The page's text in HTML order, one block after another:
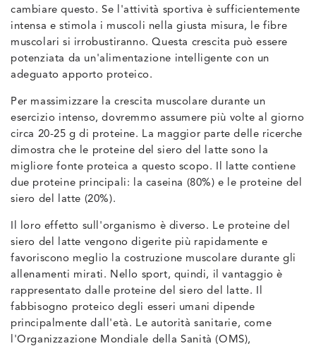
cambiare questo. Se l'attività sportiva è sufficientemente
intensa e stimola i muscoli nella giusta misura, le fibre
muscolari si irrobustiranno. Questa crescita può essere
potenziata da un'alimentazione intelligente con un
adeguato apporto proteico.
Per massimizzare la crescita muscolare durante un
esercizio intenso, dovremmo assumere più volte al giorno
circa 20-25 g di proteine. La maggior parte delle ricerche
dimostra che le proteine del siero del latte sono la
migliore fonte proteica a questo scopo. Il latte contiene
due proteine principali: la caseina (80%) e le proteine del
siero del latte (20%).
Il loro effetto sull'organismo è diverso. Le proteine del
siero del latte vengono digerite più rapidamente e
favoriscono meglio la costruzione muscolare durante gli
allenamenti mirati. Nello sport, quindi, il vantaggio è
rappresentato dalle proteine del siero del latte. Il
fabbisogno proteico degli esseri umani dipende
principalmente dall'età. Le autorità sanitarie, come
l'Organizzazione Mondiale della Sanità (OMS),